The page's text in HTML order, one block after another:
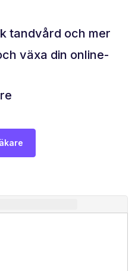
tandvård och mer
växa din online-